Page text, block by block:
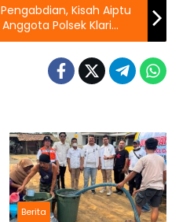
Kisah Aiptu
Polsek Klari
Kepercayaan
Berita